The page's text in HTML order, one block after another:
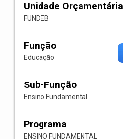
Unidade Orçamentária
FUNDEB
Função
Educação
Sub-Função
Ensino Fundamental
Programa
ENSINO FUNDAMENTAL